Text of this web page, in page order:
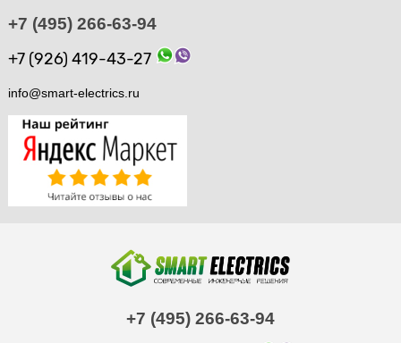
+7 (495) 266-63-94
+7 (926) 419-43-27
info@smart-electrics.ru
+7 (495) 266-63-94